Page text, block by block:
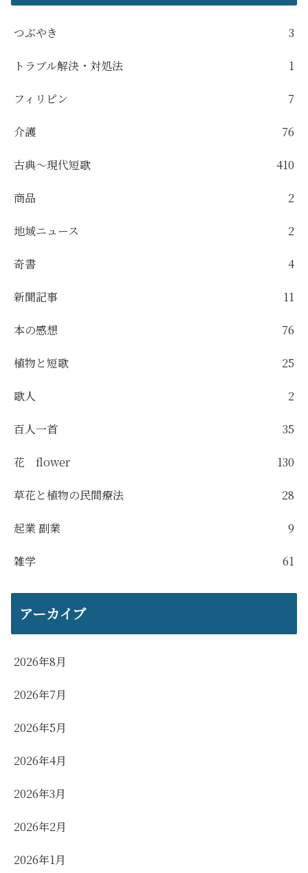
つぶやき 3
トラブル解決・対処法 1
フィリピン 7
介護 76
古典～現代短歌 410
商品 2
地域ニュース 2
奇書 4
新聞記事 11
本の感想 76
植物と短歌 25
歌人 2
百人一首 35
花 flower 130
草花と植物の民間療法 28
起業 副業 9
雑学 61
アーカイブ
2026年8月
2026年7月
2026年5月
2026年4月
2026年3月
2026年2月
2026年1月